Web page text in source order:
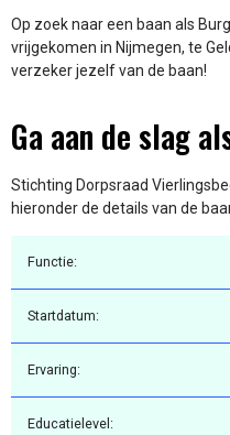
Op zoek naar een baan als
vrijgekomen in Nijmegen, te
verzeker jezelf van de baan!
Ga aan de slag
Stichting Dorpsraad
hieronder de details van de
Functie:
Startdatum:
Ervaring:
Educatielevel: